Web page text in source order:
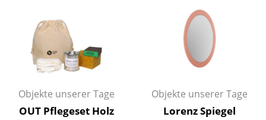
Kinderbetten
Nachttische & Bettzubehör
Accessoires
Objekte unserer Tage
OUT Pflegeset Holz
Objekte unserer Tage
Lorenz Spiegel